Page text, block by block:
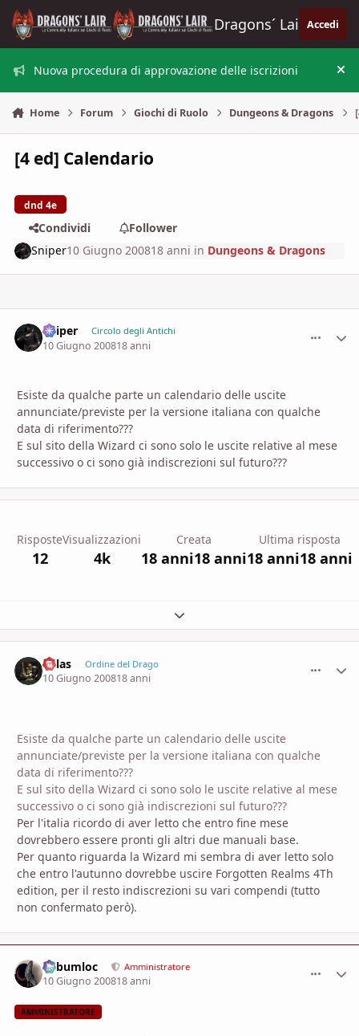
Vai al contenuto
Dragons´ Lair Accedi
Nuova procedura di approvazione delle iscrizioni
Home Forum Giochi di Ruolo Dungeons & Dragons
[4 ed] Calendario
dnd 4e
Condividi
Follower
Sniper10 Giugno 200818 anni in Dungeons & Dragons
Sniper Circolo degli Antichi
10 Giugno 200818 anni
Esiste da qualche parte un calendario delle uscite
annunciate/previste per la versione italiana con qualche
data di riferimento???
E sul sito della Wizard ci sono solo le uscite relative al mese
successivo o ci sono già indiscrezioni sul futuro???
Risposte
12
Visualizzazioni
4k
Creata
18 anni18 anni
Ultima risposta
18 anni18 anni
Espandi panoramica del topic
Kalas Ordine del Drago
10 Giugno 200818 anni
Esiste da qualche parte un calendario delle uscite
annunciate/previste per la versione italiana con qualche
data di riferimento???
E sul sito della Wizard ci sono solo le uscite relative al mese
successivo o ci sono già indiscrezioni sul futuro???
Per l'italia ricordo di aver letto che entro fine mese
dovrebbero essere pronti gli altri due manuali base.
Per quanto riguarda la Wizard mi sembra di aver letto solo
che entro l'autunno dovrebbe uscire Forgotten Realms 4Th
edition, per il resto indiscrezioni su vari compendi (tutto
non confermato però).
Subumloc Amministratore
10 Giugno 200818 anni
AMMINISTRATORE